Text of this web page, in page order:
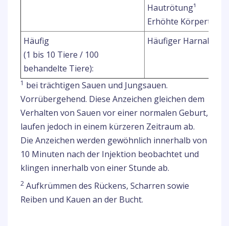
Hautrötung¹
Erhöhte
Häufig
(1 bis 10 Tiere / 100
behandelte Tiere):
Häufiger
1 bei trächtigen Sauen und Jungsauen.
Vorrübergehend. Diese Anzeichen gleichen dem
Verhalten von Sauen vor einer normalen Geburt,
laufen jedoch in einem kürzeren Zeitraum ab.
Die Anzeichen werden gewöhnlich innerhalb von
10 Minuten nach der Injektion beobachtet und
klingen innerhalb von einer Stunde ab.
2 Aufkrümmen des Rückens, Scharren sowie
Reiben und Kauen an der Bucht.